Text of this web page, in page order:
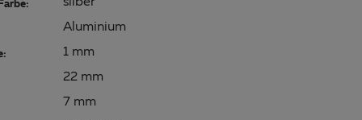
Aluminium
1 mm
22 mm
7 mm